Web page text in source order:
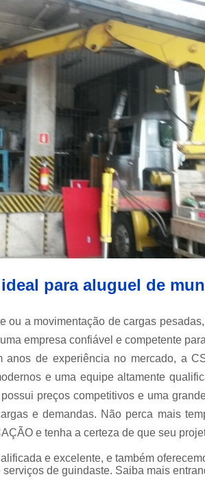
Locação de
para aluguel de
ou a movimentação de cargas
empresa confiável e competente
de experiência no mercado, a
e uma equipe altamente
preços competitivos e uma
e demandas. Não perca mais
e tenha a certeza de que seu
e excelente, e também
de guindaste. Saiba mais